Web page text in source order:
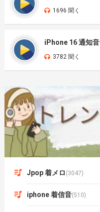
1696 聞く
iPhone 16 通知音
3782 聞く
Jpop 着メロ (3047)
iphone 着信音(510)